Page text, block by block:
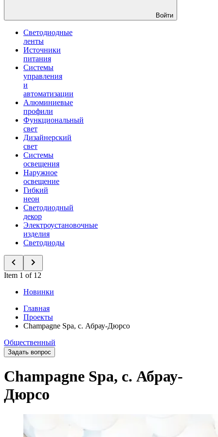
Войти
Светодиодные
ленты
Источники
питания
Системы
управления
и
автоматизации
Алюминиевые
профили
Функциональный
свет
Дизайнерский
свет
Системы
освещения
Наружное
освещение
Гибкий
неон
Светодиодный
декор
Электроустановочные
изделия
Светодиоды
Item 1 of 12
Новинки
Главная
Проекты
Champagne Spa, с. Абрау-Дюрсо
Общественный
Задать вопрос
Champagne Spa, с. Абрау-
Дюрсо